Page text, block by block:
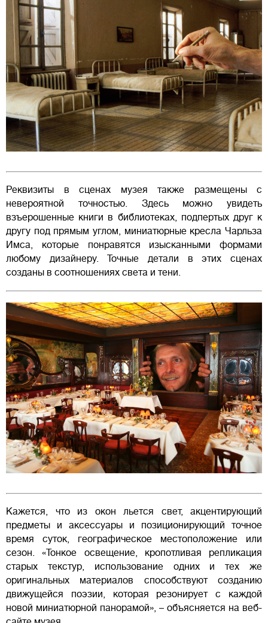
Реквизиты в сценах музея также размещены с
невероятной точностью. Здесь можно увидеть
взъерошенные книги в библиотеках, подпертых друг к
другу под прямым углом, миниатюрные кресла Чарльза
Имса, которые понравятся изысканными формами
любому дизайнеру. Точные детали в этих сценах
созданы в соотношениях света и тени.
Кажется, что из окон льется свет, акцентирующий
предметы и аксессуары и позиционирующий точное
время суток, географическое местоположение или
сезон. «Тонкое освещение, кропотливая репликация
старых текстур, использование одних и тех же
оригинальных материалов способствуют созданию
движущейся поэзии, которая резонирует с каждой
новой миниатюрной панорамой», – объясняется на веб-